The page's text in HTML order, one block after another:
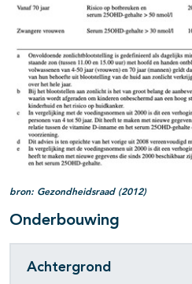
bron: Gezondheidsraad (2012)
Onderbouwing
Achtergrond